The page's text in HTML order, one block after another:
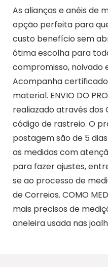
As alianças e anéis de
opção perfeita para
custo benefício sem
ótima escolha para
compromisso, noivado
Acompanha
material. ENVIO DO
realiazado através dos
código de rastreio. O
postagem são de 5
as medidas com
para fazer ajustes,
se ao processo de
de Correios. COMO
mais precisos de
aneleira usada nas